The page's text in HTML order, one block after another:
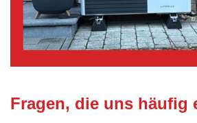
Fragen, die uns häufig